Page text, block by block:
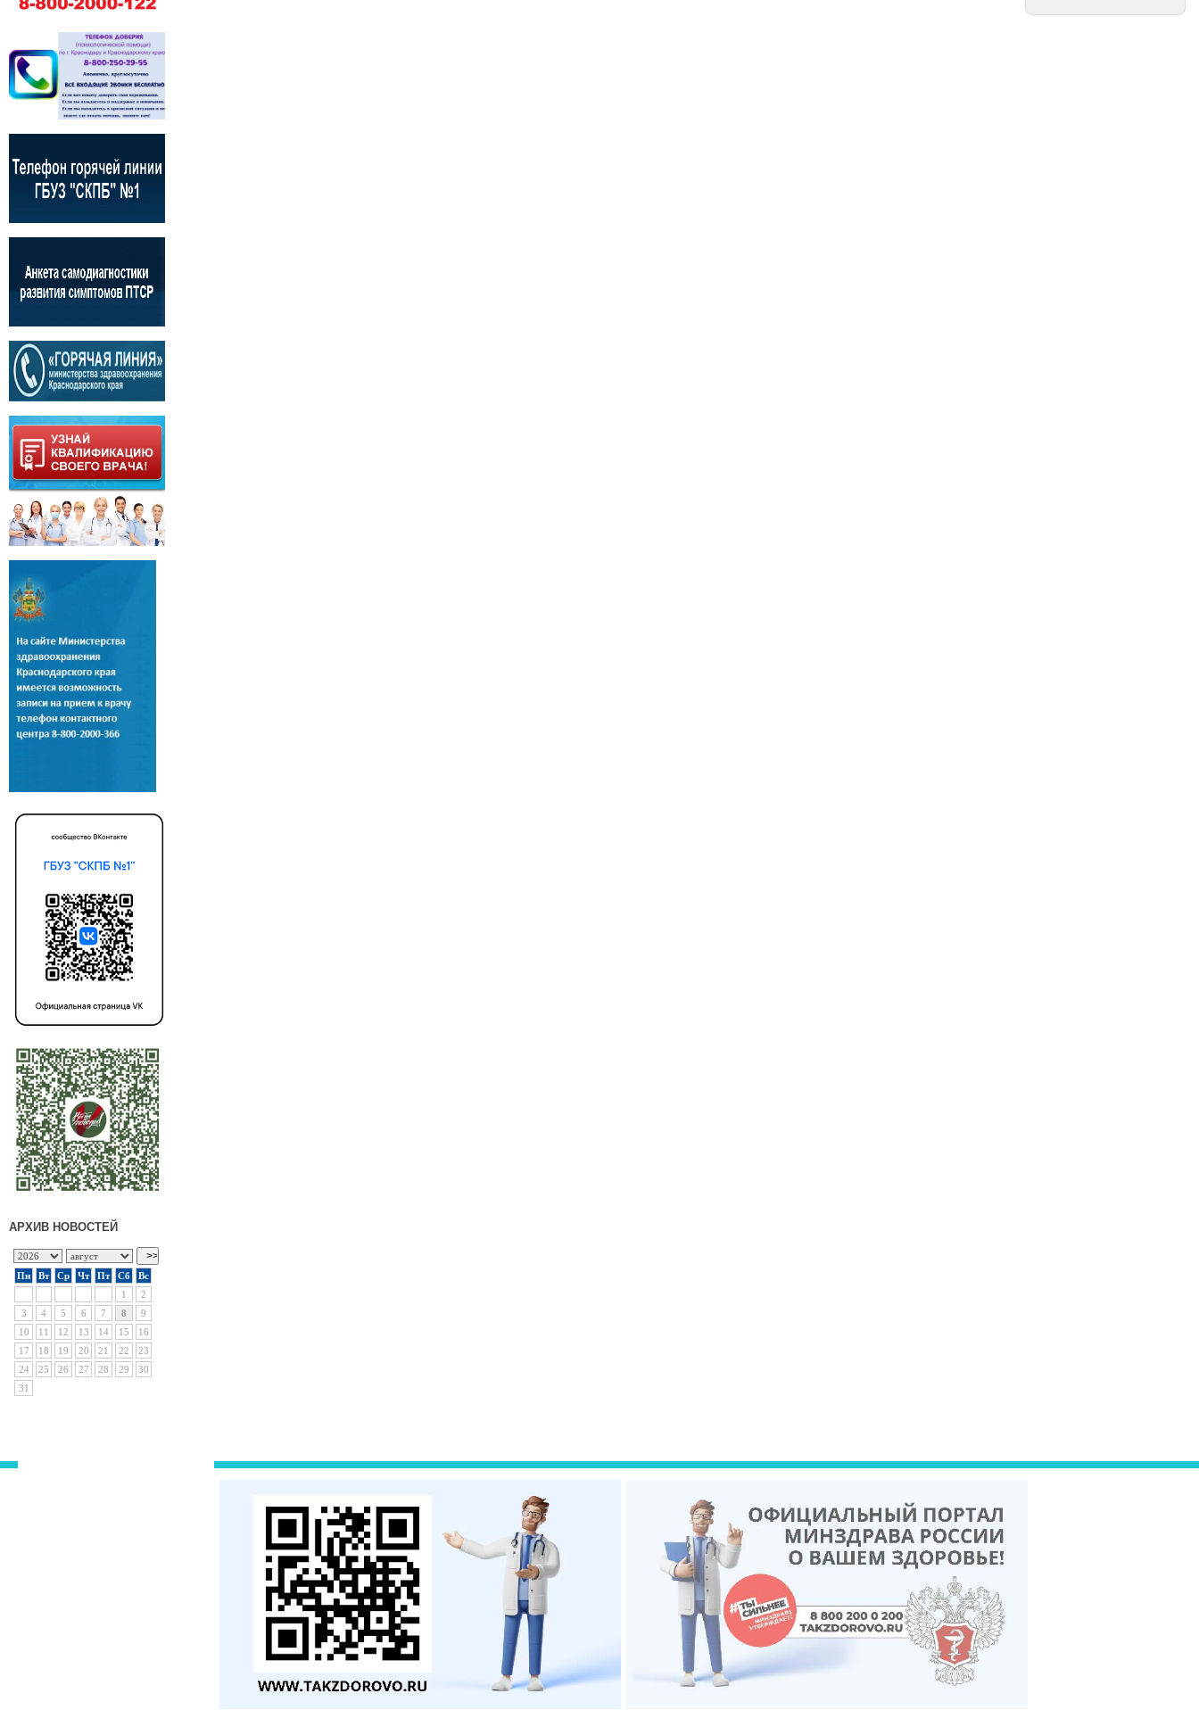
АРХИВ НОВОСТЕЙ
Пн Вт Ср Чт Пт Сб
Вс
1
2
3
4 5 6 7 8
9
10
11 12 13 14 15
16
17
18 19 20 21 22
23
24
25 26 27 28 29
30
31